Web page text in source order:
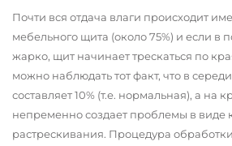
Почти вся отдача влаги происходит
мебельного щита (около 75%) и если в
жарко, щит начинает трескаться по
можно наблюдать тот факт, что в
составляет 10% (т.е. нормальная), а на
непременно создает проблемы в виде
растрескивания. Процедура